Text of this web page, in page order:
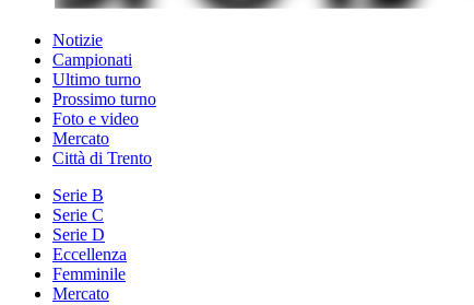
Notizie
Campionati
Ultimo turno
Prossimo turno
Foto e video
Mercato
Città di Trento
Serie B
Serie C
Serie D
Eccellenza
Femminile
Mercato